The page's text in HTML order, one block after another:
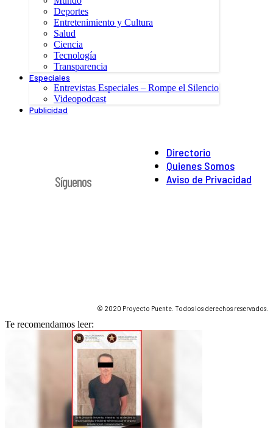
Deportes
Entretenimiento y Cultura
Salud
Ciencia
Tecnología
Transparencia
Especiales
Entrevistas Especiales – Rompe el Silencio
Videopodcast
Publicidad
Directorio
Quienes Somos
Aviso de Privacidad
Síguenos
© 2020 Proyecto Puente. Todos los derechos reservados.
Te recomendamos leer: